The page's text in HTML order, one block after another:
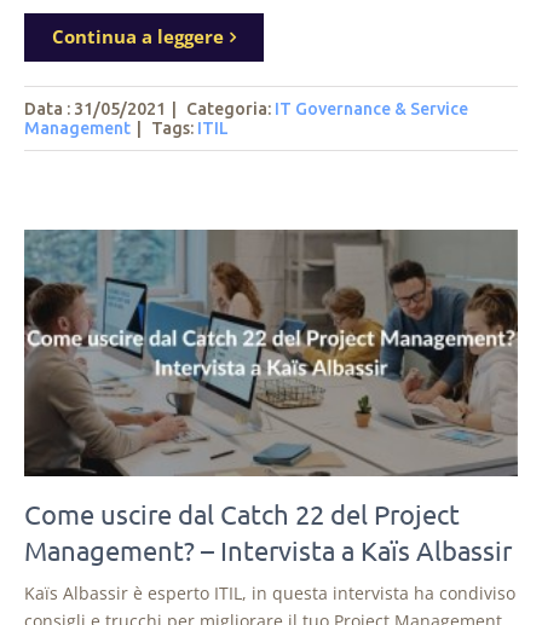
Continua a leggere
Data : 31/05/2021 Categoria: IT Governance & Service
Management
Tags: ITIL
Come uscire dal Catch 22 del Project
Management? – Intervista a Kaïs Albassir
Kaïs Albassir è esperto ITIL, in questa intervista ha condiviso